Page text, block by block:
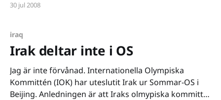
[http://www.dn.se/DNet/jsp/polopoly.jsp?
30 jul 2008
iraq
Irak deltar inte i OS
Jag är inte förvånad. Internationella Olympiska
Kommittén (IOK) har uteslutit Irak ur Sommar-OS i
Beijing. Anledningen är att Iraks olmypiska kommitté